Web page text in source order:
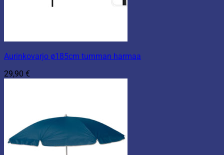
Aurinkovarjo ø185cm tumman harmaa
29,90 €